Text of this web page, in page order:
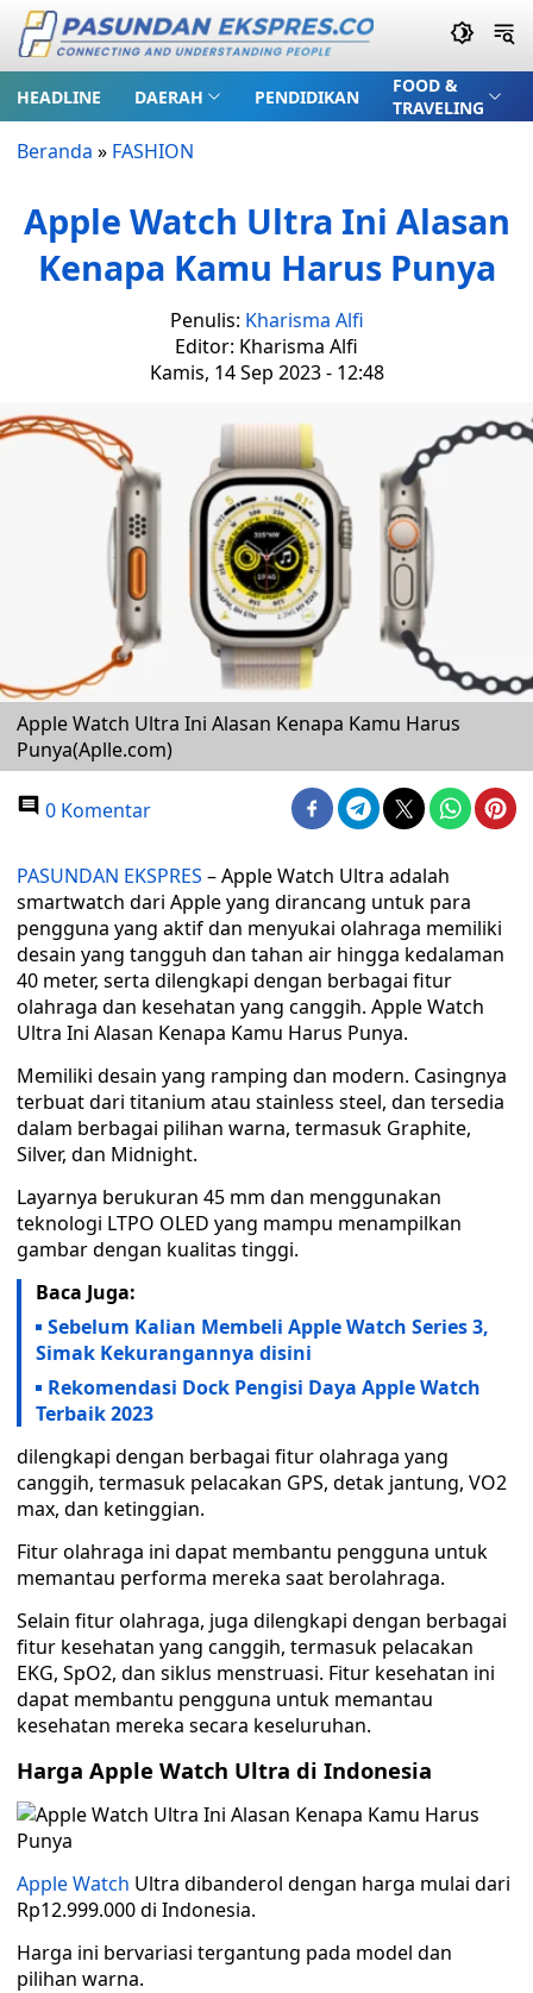
HEADLINE DAERAH PENDIDIKAN
FOOD &
TRAVELING
Beranda » FASHION
Apple Watch Ultra Ini Alasan
Kenapa Kamu Harus Punya
Penulis: Kharisma Alfi
Editor: Kharisma Alfi
Kamis, 14 Sep 2023 - 12:48
Apple Watch Ultra Ini Alasan Kenapa Kamu Harus
Punya(Aplle.com)
0 Komentar
PASUNDAN EKSPRES – Apple Watch Ultra adalah
smartwatch dari Apple yang dirancang untuk para
pengguna yang aktif dan menyukai olahraga memiliki
desain yang tangguh dan tahan air hingga kedalaman
40 meter, serta dilengkapi dengan berbagai fitur
olahraga dan kesehatan yang canggih. Apple Watch
Ultra Ini Alasan Kenapa Kamu Harus Punya.
Memiliki desain yang ramping dan modern. Casingnya
terbuat dari titanium atau stainless steel, dan tersedia
dalam berbagai pilihan warna, termasuk Graphite,
Silver, dan Midnight.
Layarnya berukuran 45 mm dan menggunakan
teknologi LTPO OLED yang mampu menampilkan
gambar dengan kualitas tinggi.
Baca Juga:
Sebelum Kalian Membeli Apple Watch Series 3,
Simak Kekurangannya disini
Rekomendasi Dock Pengisi Daya Apple Watch
Terbaik 2023
dilengkapi dengan berbagai fitur olahraga yang
canggih, termasuk pelacakan GPS, detak jantung, VO2
max, dan ketinggian.
Fitur olahraga ini dapat membantu pengguna untuk
memantau performa mereka saat berolahraga.
Selain fitur olahraga, juga dilengkapi dengan berbagai
fitur kesehatan yang canggih, termasuk pelacakan
EKG, SpO2, dan siklus menstruasi. Fitur kesehatan ini
dapat membantu pengguna untuk memantau
kesehatan mereka secara keseluruhan.
Harga Apple Watch Ultra di Indonesia
Apple Watch Ultra dibanderol dengan harga mulai dari
Rp12.999.000 di Indonesia.
Harga ini bervariasi tergantung pada model dan
pilihan warna.